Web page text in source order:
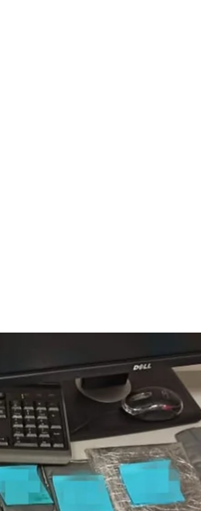
Америки, потому что
В Украину
из киевских